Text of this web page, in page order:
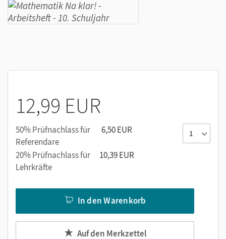
12,99 EUR
50% Prüfnachlass für
Referendare
6,50 EUR
20% Prüfnachlass für
Lehrkräfte
10,39 EUR
In den Warenkorb
Auf den Merkzettel